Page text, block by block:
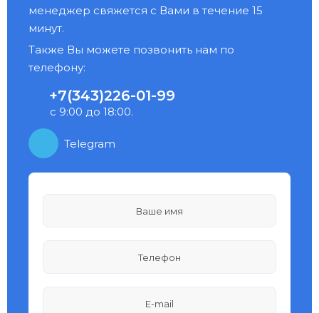
менеджер свяжется с Вами в течение 15
минут.
Также Вы можете позвонить нам по
телефону:
+7(343)226-01-99
с 9:00 до 18:00.
Telegram